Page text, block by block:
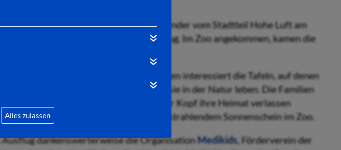
Alles zulassen
standen Kinder aus der Ukraine und Kinder vom Stadtteil Hohe Luft am
riesig auf den bevorstehenden Ausflug. Im Zoo angekommen, kamen die
exotischen Tieren begeistert und studierten interessiert die Tafeln, auf denen
Land die Tieren kommen und wie sie in der Natur leben. Die Familien
vergangenen Wochen teilweise Hals über Kopf ihre Heimat verlassen
schönen und erlebnisreichen Tag bei strahlendem Sonnenschein im Zoo.
dankenswerterweise die OrganisationMedikids, Förderverein der